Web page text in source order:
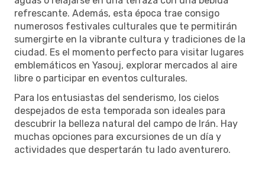
refrescante. Además, esta época trae consigo
numerosos festivales culturales que te permitirán
sumergirte en la vibrante cultura y tradiciones de la
ciudad. Es el momento perfecto para visitar lugares
emblemáticos en Yasouj, explorar mercados al aire
libre o participar en eventos culturales.
Para los entusiastas del senderismo, los cielos
despejados de esta temporada son ideales para
descubrir la belleza natural del campo de Irán. Hay
muchas opciones para excursiones de un día y
actividades que despertarán tu lado aventurero.